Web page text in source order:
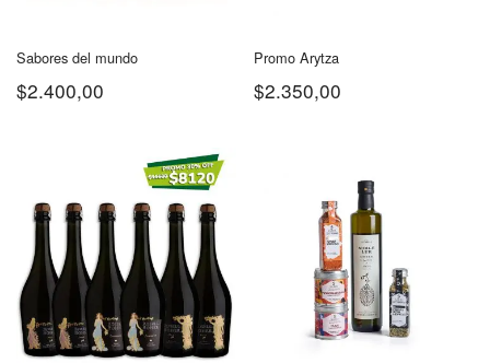
Sabores del mundo
$2.400,00
Promo Arytza
$2.350,00